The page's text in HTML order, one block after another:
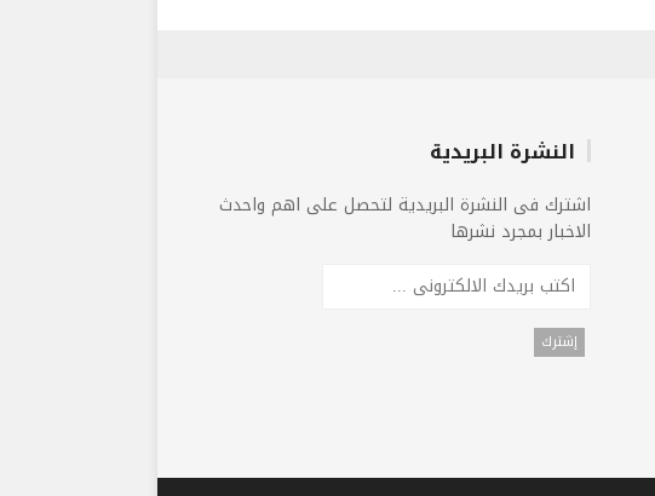
النشرة البريدية
اشترك فى النشرة البريدية لتحصل على اهم واحدث
الاخبار بمجرد نشرها